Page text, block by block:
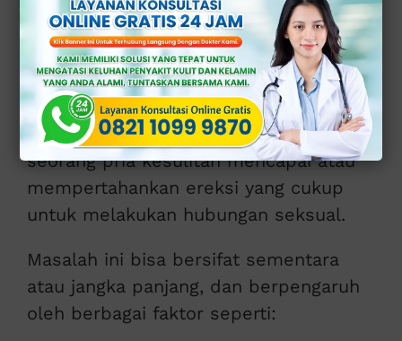
Apa Itu Disfungsi
Ereksi?
Disfungsi ereksi adalah kondisi ketika
seorang pria kesulitan mencapai atau
mempertahankan ereksi yang cukup
untuk melakukan hubungan seksual.
Masalah ini bisa bersifat sementara
atau jangka panjang, dan berpengaruh
oleh berbagai faktor seperti: